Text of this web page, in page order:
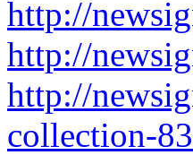
http://
http://
http://
collection-